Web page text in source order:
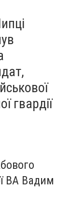
гвардії
ВА Вадим